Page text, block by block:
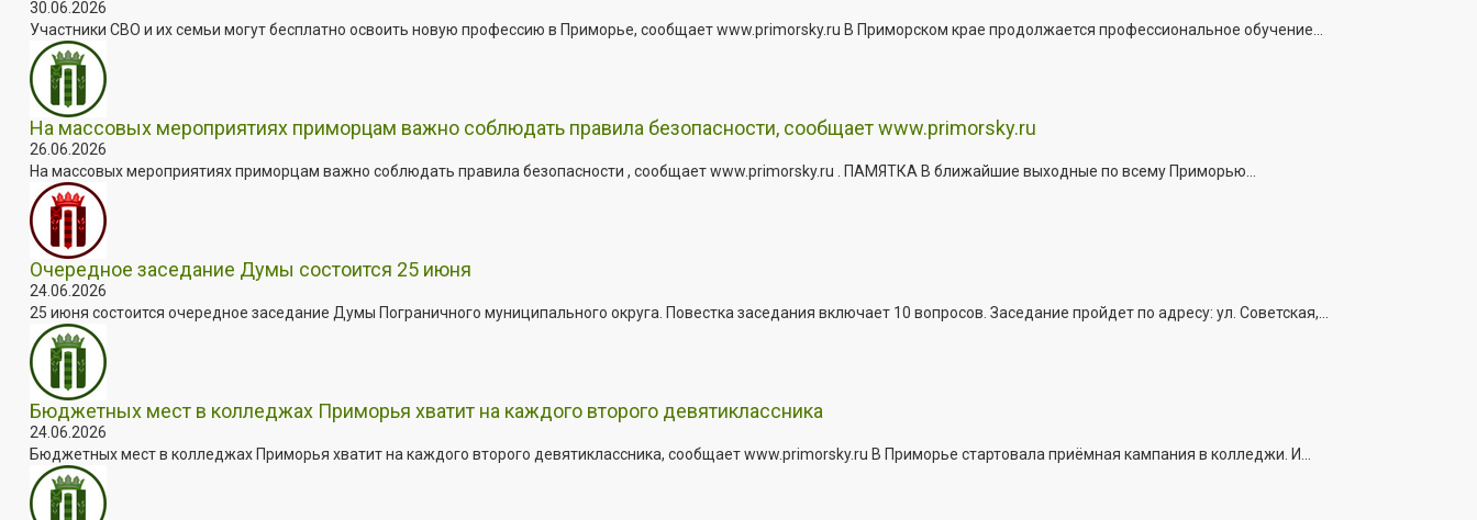
30.06.2026
Участники СВО и их семьи могут бесплатно освоить новую профессию в Приморье, сообщает www.primorsky.ru В Приморском крае продолжается профессиональное обучение...
На массовых мероприятиях приморцам важно соблюдать правила безопасности, сообщает www.primorsky.ru
26.06.2026
На массовых мероприятиях приморцам важно соблюдать правила безопасности , сообщает www.primorsky.ru . ПАМЯТКА В ближайшие выходные по всему Приморью...
Очередное заседание Думы состоится 25 июня
24.06.2026
25 июня состоится очередное заседание Думы Пограничного муниципального округа. Повестка заседания включает 10 вопросов. Заседание пройдет по адресу: ул. Советская,...
Бюджетных мест в колледжах Приморья хватит на каждого второго девятиклассника
24.06.2026
Бюджетных мест в колледжах Приморья хватит на каждого второго девятиклассника, сообщает www.primorsky.ru В Приморье стартовала приёмная кампания в колледжи. И...